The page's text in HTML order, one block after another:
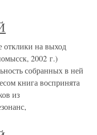
на выход
2002 г.)
собранных в ней
книга воспринята
из